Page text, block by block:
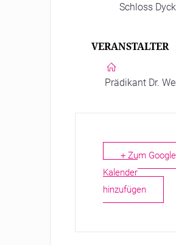
Schloss
VERANSTALTER
Prädikant Dr.
+ Zum Google
Kalender
hinzufügen